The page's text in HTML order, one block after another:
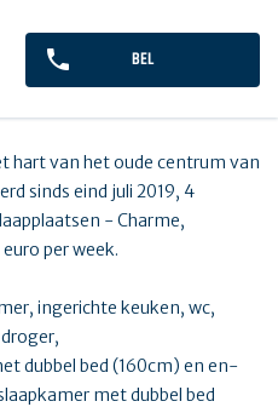
BEL
hart van het oude centrum van
sinds eind juli 2019, 4
- Charme,
per week.
ingerichte keuken, wc,
dubbel bed (160cm) en en-
met dubbel bed